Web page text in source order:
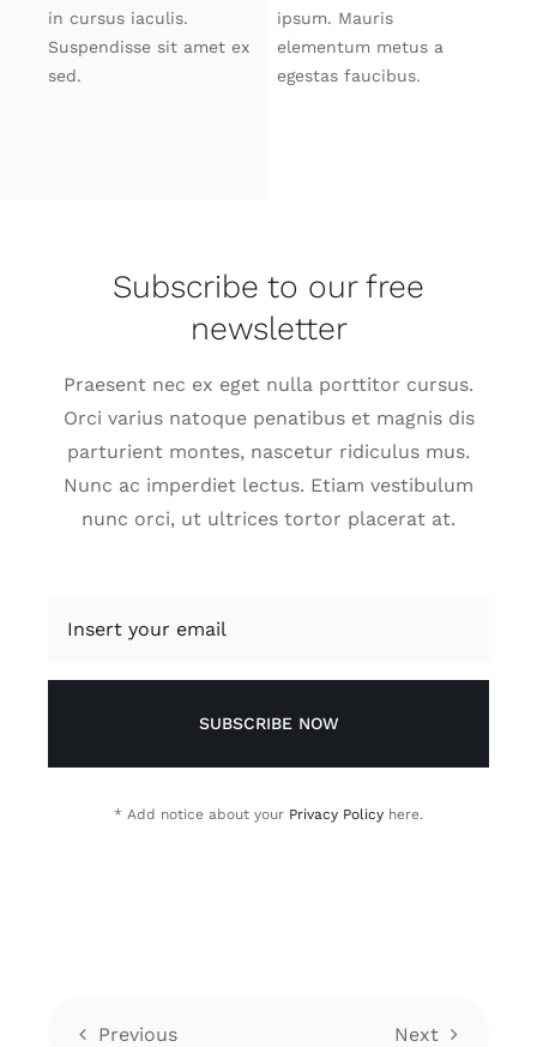
in cursus iaculis.
Suspendisse sit amet ex
sed.
ipsum. Mauris
elementum metus a
egestas faucibus.
Subscribe to our free
newsletter
Praesent nec ex eget nulla porttitor cursus.
Orci varius natoque penatibus et magnis dis
parturient montes, nascetur ridiculus mus.
Nunc ac imperdiet lectus. Etiam vestibulum
nunc orci, ut ultrices tortor placerat at.
SUBSCRIBE NOW
* Add notice about your Privacy Policy here.
Previous Next